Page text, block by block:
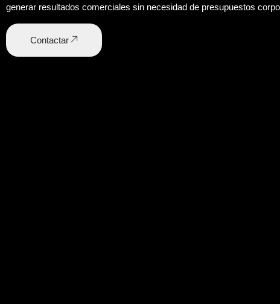
generar resultados comerciales sin necesidad de presupuestos
Contactar